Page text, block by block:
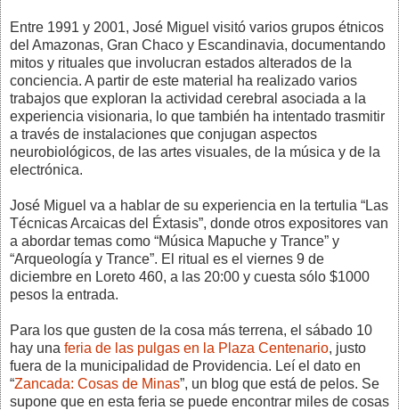
Entre 1991 y 2001, José Miguel visitó varios grupos étnicos
del Amazonas, Gran Chaco y Escandinavia, documentando
mitos y rituales que involucran estados alterados de la
conciencia. A partir de este material ha realizado varios
trabajos que exploran la actividad cerebral asociada a la
experiencia visionaria, lo que también ha intentado trasmitir
a través de instalaciones que conjugan aspectos
neurobiológicos, de las artes visuales, de la música y de la
electrónica.
José Miguel va a hablar de su experiencia en la tertulia “Las
Técnicas Arcaicas del Éxtasis”, donde otros expositores van
a abordar temas como “Música Mapuche y Trance” y
“Arqueología y Trance”. El ritual es el viernes 9 de
diciembre en Loreto 460, a las 20:00 y cuesta sólo $1000
pesos la entrada.
Para los que gusten de la cosa más terrena, el sábado 10
hay una feria de las pulgas en la Plaza Centenario, justo
fuera de la municipalidad de Providencia. Leí el dato en
“Zancada: Cosas de Minas”, un blog que está de pelos. Se
supone que en esta feria se puede encontrar miles de cosas